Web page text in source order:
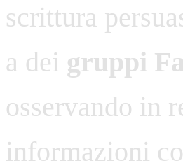
scrittura
a dei gruppi
osservando in
informazioni